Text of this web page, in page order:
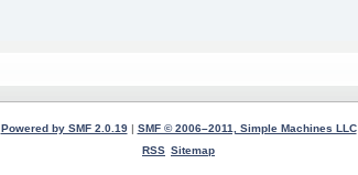
Powered by SMF 2.0.19| SMF © 2006–2011, Simple Machines LLC
RSS Sitemap